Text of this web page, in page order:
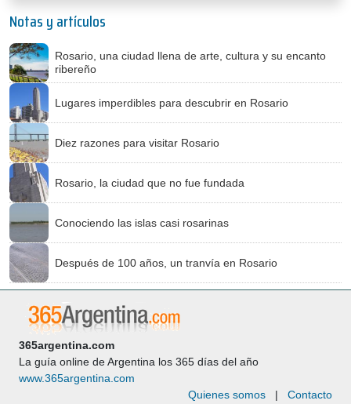
Notas y artículos
Rosario, una ciudad llena de arte, cultura y su encanto
ribereño
Lugares imperdibles para descubrir en Rosario
Diez razones para visitar Rosario
Rosario, la ciudad que no fue fundada
Conociendo las islas casi rosarinas
Después de 100 años, un tranvía en Rosario
365argentina.com
La guía online de Argentina los 365 días del año
www.365argentina.com
Quienes somos | Contacto